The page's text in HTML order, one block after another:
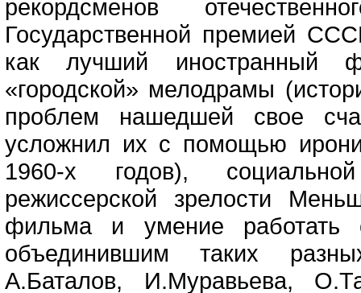
рекордсменов
Государственной премией
как лучший иностранный
«городской» мелодрамы
проблем нашедшей свое
усложнил их с помощью
1960-х годов),
режиссерской зрелости
фильма и умение работать
объединившим таких
А.Баталов, И.Муравьева,